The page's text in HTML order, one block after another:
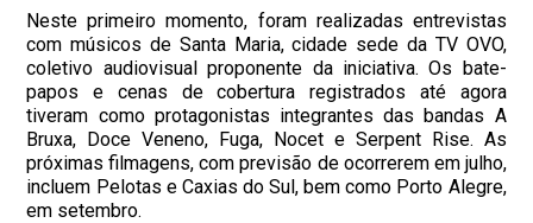
Neste primeiro momento, foram realizadas entrevistas
com músicos de Santa Maria, cidade sede da TV OVO,
coletivo audiovisual proponente da iniciativa. Os bate-
papos e cenas de cobertura registrados até agora
tiveram como protagonistas integrantes das bandas A
Bruxa, Doce Veneno, Fuga, Nocet e Serpent Rise. As
próximas filmagens, com previsão de ocorrerem em julho,
incluem Pelotas e Caxias do Sul, bem como Porto Alegre,
em setembro.